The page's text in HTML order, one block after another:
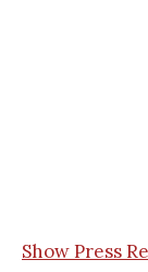
Show Press